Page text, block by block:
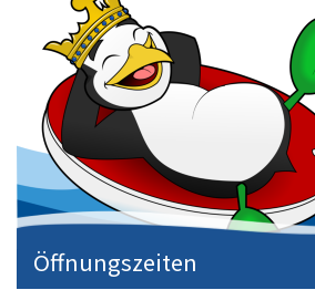
Öffnungszeiten